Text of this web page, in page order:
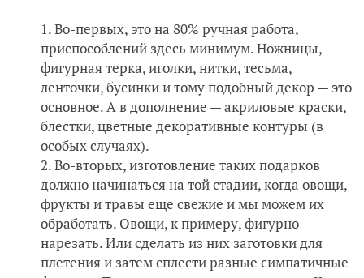
Во-первых, это на 80% ручная работа,
приспособлений здесь минимум. Ножницы,
фигурная терка, иголки, нитки, тесьма,
ленточки, бусинки и тому подобный декор — это
основное. А в дополнение — акриловые краски,
блестки, цветные декоративные контуры (в
особых случаях).
Во-вторых, изготовление таких подарков
должно начинаться на той стадии, когда овощи,
фрукты и травы еще свежие и мы можем их
обработать. Овощи, к примеру, фигурно
нарезать. Или сделать из них заготовки для
плетения и затем сплести разные симпатичные